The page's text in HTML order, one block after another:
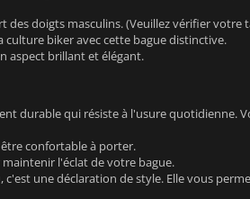
des doigts masculins. (Veuillez vérifier votre
biker avec cette bague distinctive.
aspect brillant et élégant.
durable qui résiste à l'usure quotidienne.
confortable à porter.
l'éclat de votre bague.
une déclaration de style. Elle vous